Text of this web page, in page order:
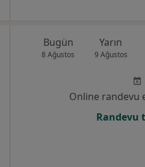
Bugün
8 Ağustos
Yarın
9 Ağustos
Online randevu
Randevu